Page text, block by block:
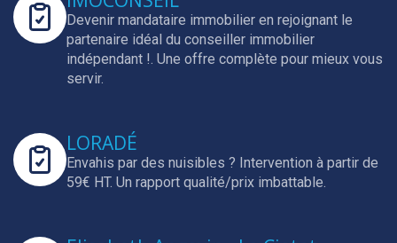
Devenir mandataire immobilier en rejoignant le
partenaire idéal du conseiller immobilier
indépendant !. Une offre complète pour mieux vous
servir.
LORADÉ
Envahis par des nuisibles ? Intervention à partir de
59€ HT. Un rapport qualité/prix imbattable.